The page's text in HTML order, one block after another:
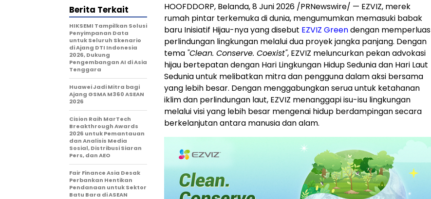
HOOFDDORP, Belanda, 8 Juni 2026 /PRNewswire/ — EZVIZ, merek
rumah pintar terkemuka di dunia, mengumumkan memasuki babak
baru Inisiatif Hijau-nya yang disebut EZVIZ Greendengan memperluas
perlindungan lingkungan melalui dua proyek jangka panjang. Dengan
tema "Clean. Conserve. Coexist", EZVIZ meluncurkan pekan advokasi
hijau bertepatan dengan Hari Lingkungan Hidup Sedunia dan Hari Laut
Sedunia untuk melibatkan mitra dan pengguna dalam aksi bersama
yang lebih besar. Dengan menggabungkan serua untuk ketahanan
iklim dan perlindungan laut, EZVIZ menanggapi isu-isu lingkungan
melalui visi yang lebih besar mengenai hidup berdampingan secara
berkelanjutan antara manusia dan alam.
Berita Terkait
HIKSEMI Tampilkan Solusi
Penyimpanan Data
untuk Seluruh Skenario
di Ajang DTI Indonesia
2026, Dukung
Pengembangan AI di Asia
Tenggara
Huawei Jadi Mitra bagi
Ajang GSMA M360 ASEAN
2026
Cision Raih MarTech
Breakthrough Awards
2026 untuk Pemantauan
dan Analisis Media
Sosial, Distribusi Siaran
Pers, dan AEO
Fair Finance Asia Desak
Perbankan Hentikan
Pendanaan untuk Sektor
Batu Bara di ASEAN